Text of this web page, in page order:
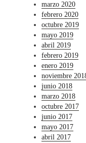
marzo 2020
febrero 2020
octubre 2019
mayo 2019
abril 2019
febrero 2019
enero 2019
noviembre
junio 2018
marzo 2018
octubre 2017
junio 2017
mayo 2017
abril 2017